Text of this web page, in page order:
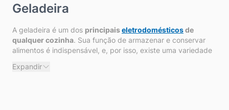
Geladeira
A geladeira é um dos principaiseletrodomésticosde
qualquer cozinha. Sua função de armazenar e conservar
alimentos é indispensável, e, por isso, existe uma variedade
consumidores. Confira nossas dicas clicando no
Expandir